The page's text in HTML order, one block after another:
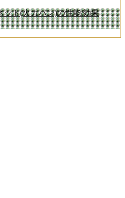
ット(火カバン)の性能/効果